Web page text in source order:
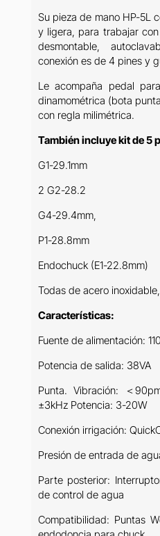
Su pieza de mano HP-5L
y ligera, para trabajar
desmontable,
conexión es de 4 pines y
Le acompaña pedal
dinamométrica (bota
con regla milimétrica.
También incluye kit de 5
G1-29.1mm
2 G2-28.2
G4-29.4mm,
P1-28.8mm
Endochuck (E1-22.8mm)
Todas de acero
Características:
Fuente de alimentación:
Potencia de salida: 38VA
Punta. Vibración: ＜
±3kHz Potencia: 3-20W
Conexión irrigación:
Presión de entrada de
Parte posterior:
de control de agua
Compatibilidad: Puntas